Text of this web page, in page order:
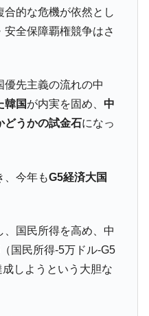
そく不動産対策で浅薄な発
じく」投資に不適格な国
金の保有量を増やしま
手段ではないのか？
「1日当たり1,214.4億ド
に強く左右される状態
クラ政策室長が告発され
「丸刈りになって抗議活
出を異常増加させる ⇒ 中
的な危機が依然とし
全保障覇権競争はさ
先主義の流れの中
韓国が内実を固め、 中
どうかの試金石になっ
、今年もG5経済大国
国民所得を高め、中
国民所得-5万ドル-G5
しようという大胆な